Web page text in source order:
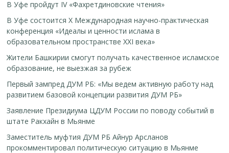
В Уфе пройдут IV «Фахретдиновские чтения»
В Уфе состоится Х Международная научно-практическая
конференция «Идеалы и ценности ислама в
образовательном пространстве XXI века»
Жители Башкирии смогут получать качественное исламское
образование, не выезжая за рубеж
Первый зампред ДУМ РБ: «Мы ведем активную работу над
развитием базовой концепции развития ДУМ РБ»
Заявление Президиума ЦДУМ России по поводу событий в
штате Ракхайн в Мьянме
Заместитель муфтия ДУМ РБ Айнур Арсланов
прокомментировал политическую ситуацию в Мьянме